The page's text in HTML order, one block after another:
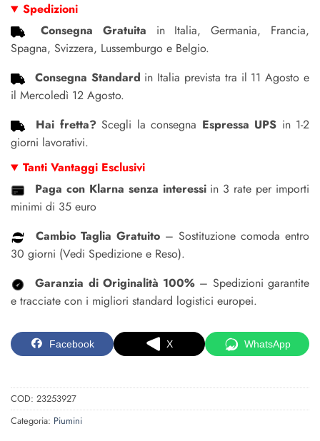
Spedizioni
Consegna Gratuita in Italia, Germania, Francia,
Spagna, Svizzera, Lussemburgo e Belgio.
Consegna Standard in Italia prevista tra il 11 Agosto e
il Mercoledì 12 Agosto.
Hai fretta? Scegli la consegna Espressa UPS in 1-2
giorni lavorativi.
Tanti Vantaggi Esclusivi
Paga con Klarna senza interessiin 3 rate per importi
minimi di 35 euro
Cambio Taglia Gratuito – Sostituzione comoda entro
30 giorni (Vedi Spedizione e Reso).
Garanzia di Originalità 100% – Spedizioni garantite
e tracciate con i migliori standard logistici europei.
Facebook X WhatsApp
COD: 23253927
Categoria: Piumini